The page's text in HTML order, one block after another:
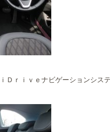
Ｄｒｉｖｅナビゲーションシス